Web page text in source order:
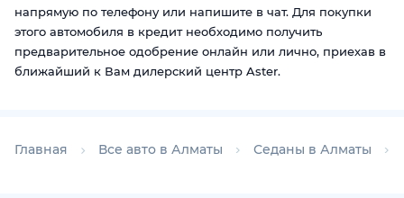
напрямую по телефону или напишите в чат. Для покупки
этого автомобиля в кредит необходимо получить
предварительное одобрение онлайн или лично, приехав в
ближайший к Вам дилерский центр Aster.
Главная Все авто в Алматы Седаны в Алматы